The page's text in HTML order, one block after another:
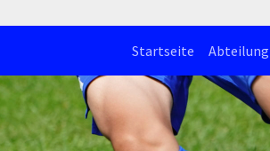
Startseite Abteilung